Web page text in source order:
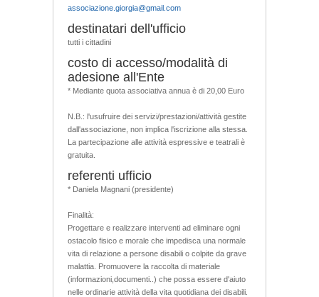
associazione.giorgia@gmail.com
destinatari dell'ufficio
tutti i cittadini
costo di accesso/modalità di
adesione all'Ente
* Mediante quota associativa annua è di 20,00 Euro
N.B.: l'usufruire dei servizi/prestazioni/attività gestite
dall'associazione, non implica l'iscrizione alla stessa.
La partecipazione alle attività espressive e teatrali è
gratuita.
referenti ufficio
* Daniela Magnani (presidente)
Finalità:
Progettare e realizzare interventi ad eliminare ogni
ostacolo fisico e morale che impedisca una normale
vita di relazione a persone disabili o colpite da grave
malattia. Promuovere la raccolta di materiale
(informazioni,documenti..) che possa essere d'aiuto
nelle ordinarie attività della vita quotidiana dei disabili.